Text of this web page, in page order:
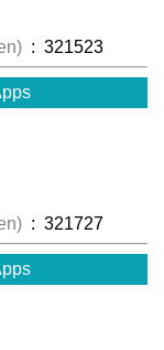
: 321523
: 321727